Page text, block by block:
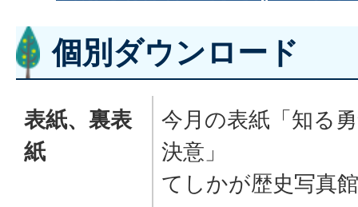
個別ダウンロード
表紙、裏表
紙
今月の表紙「知る
決意」
てしかが歴史写真館